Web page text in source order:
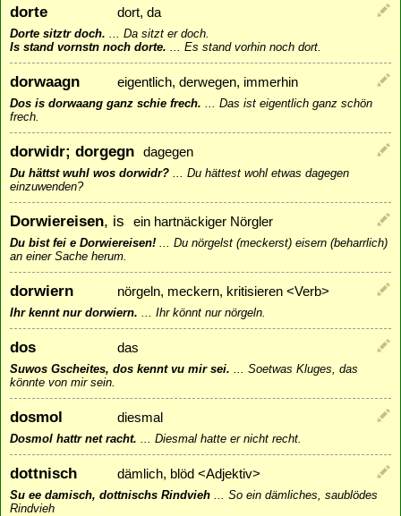
dorte dort, da
Dorte sitztr doch.
Da sitzt er doch.
Is stand vornstn noch dorte.
Es stand vorhin noch dort.
dorwaagn eigentlich, derwegen, immerhin
Dos is dorwaang ganz schie frech.
Das ist eigentlich ganz schön
frech.
dorwidr; dorgegn dagegen
Du hättst wuhl wos dorwidr?
Du hättest wohl etwas dagegen
einzuwenden?
Dorwiereisen, is ein hartnäckiger Nörgler
Du bist fei e Dorwiereisen!
Du nörgelst (meckerst) eisern (beharrlich)
an einer Sache herum.
dorwiern nörgeln, meckern, kritisieren <Verb>
Ihr kennt nur dorwiern. Ihr könnt nur nörgeln.
dos das
Suwos Gscheites, dos kennt vu mir sei.
Soetwas Kluges, das
könnte von mir sein.
dosmol diesmal
Dosmol hattr net racht. Diesmal hatte er nicht recht.
dottnisch dämlich, blöd <Adjektiv>
Su ee damisch, dottnischs Rindvieh
So ein dämliches, saublödes
Rindvieh